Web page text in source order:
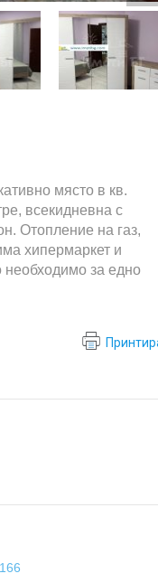
място в кв.
всекидневна с
Отопление на газ,
хипермаркет и
необходимо за едно